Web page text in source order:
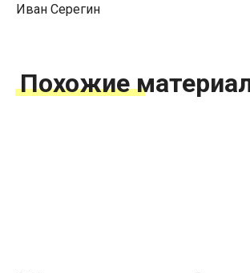
Иван Серегин
Похожие